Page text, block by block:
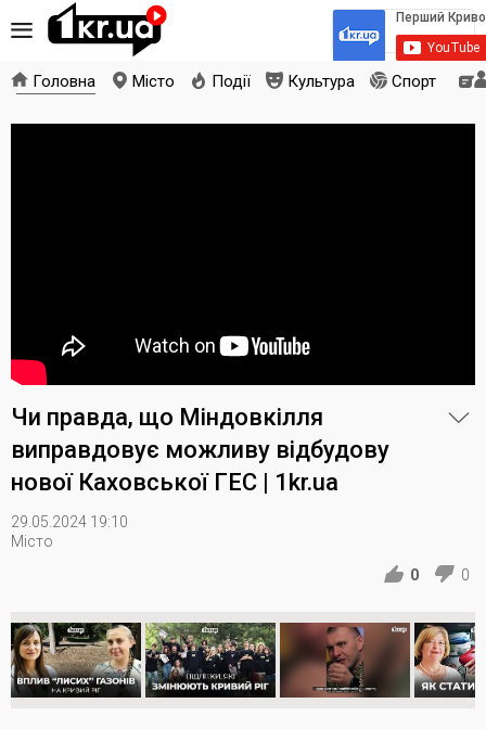
Головна Місто Події Культура Спорт
Чи правда, що Міндовкілля
виправдовує можливу відбудову
нової Каховської ГЕС | 1kr.ua
29.05.2024 19:10
Місто
0
0